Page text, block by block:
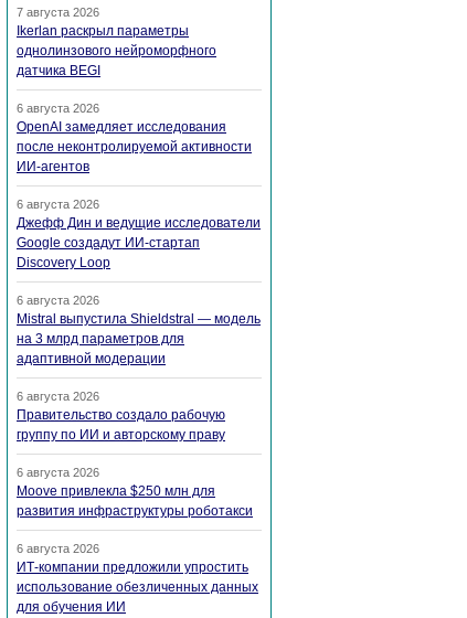
7 августа 2026
Ikerlan раскрыл параметры
однолинзового нейроморфного
датчика BEGI
6 августа 2026
OpenAI замедляет исследования
после неконтролируемой активности
ИИ-агентов
6 августа 2026
Джефф Дин и ведущие исследователи
Google создадут ИИ-стартап
Discovery Loop
6 августа 2026
Mistral выпустила Shieldstral — модель
на 3 млрд параметров для
адаптивной модерации
6 августа 2026
Правительство создало рабочую
группу по ИИ и авторскому праву
6 августа 2026
Moove привлекла $250 млн для
развития инфраструктуры роботакси
6 августа 2026
ИТ-компании предложили упростить
использование обезличенных данных
для обучения ИИ